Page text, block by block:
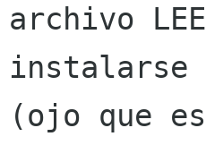
archivo
instalarse
(ojo que